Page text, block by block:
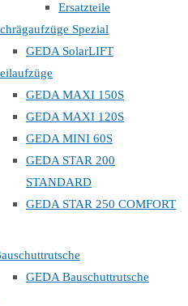
Ersatzteile
Spezial
GEDA SolarLIFT
GEDA MAXI 150S
GEDA MAXI 120S
GEDA MINI 60S
GEDA STAR 200
STANDARD
GEDA STAR 250 COMFORT
GEDA Bauschuttrutsche